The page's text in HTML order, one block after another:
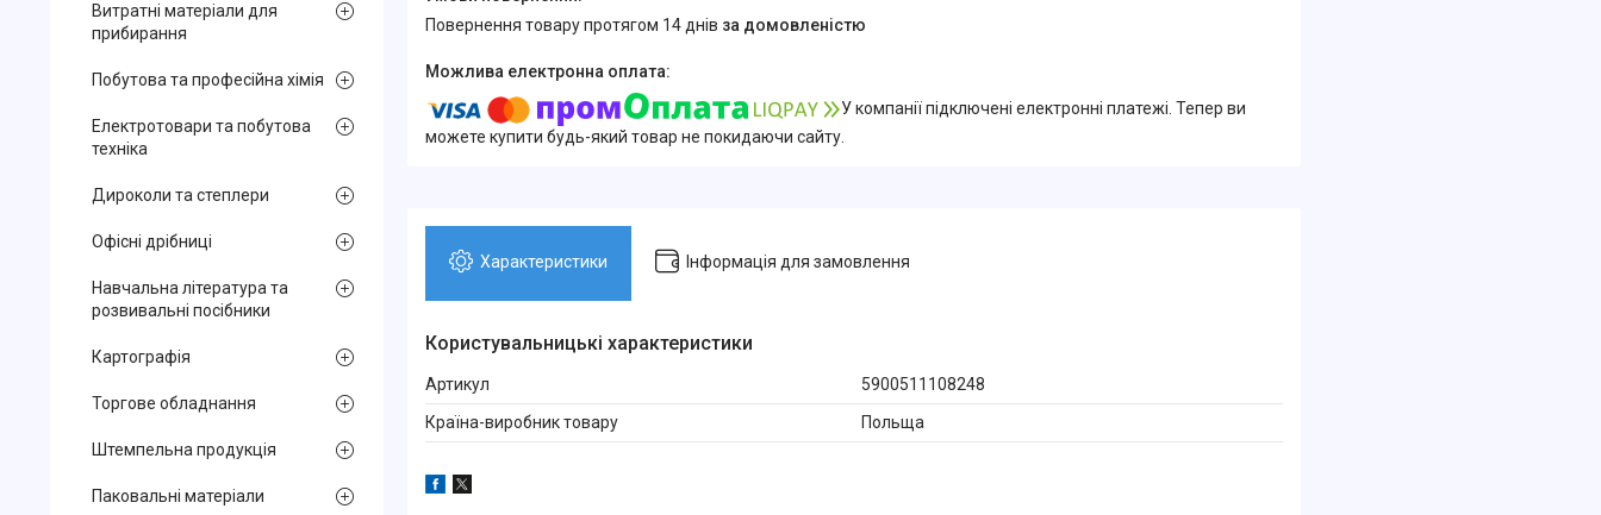
повернення товару протягом 14 днів за домовленістю
У компанії підключені електронні платежі. Тепер ви
можете купити будь-який товар не покидаючи сайту.
Характеристики Інформація для замовлення
Користувальницькі характеристики
Артикул
5900511108248
Країна-виробник товару
Польща
Витратні матеріали для
прибирання
Побутова та професійна хімія
Електротовари та побутова
техніка
Дироколи та степлери
Офісні дрібниці
Навчальна література та
розвивальні посібники
Картографія
Торгове обладнання
Штемпельна продукція
Паковальні матеріали